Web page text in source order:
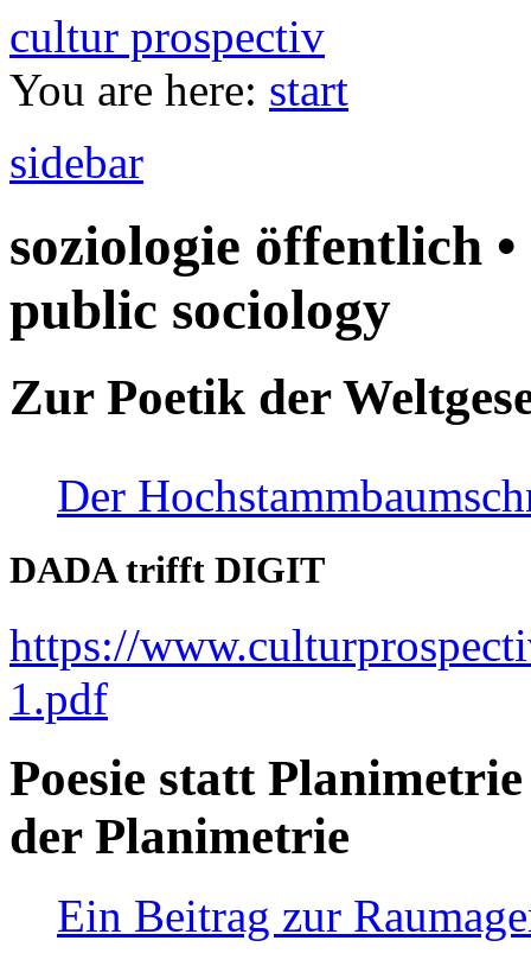
cultur prospectiv
You are here: start
sidebar
soziologie öffentlich
public sociology
Zur Poetik der
Der
DADA trifft DIGIT
https://
1.pdf
Poesie statt
der Planimetrie
Ein Beitrag zur